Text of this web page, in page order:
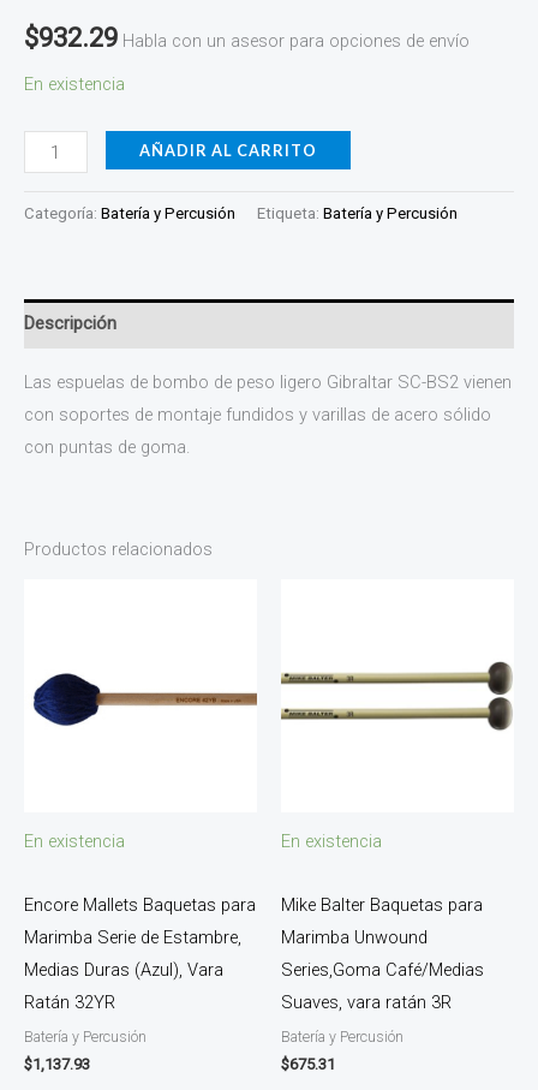
$932.29 Habla con un asesor para opciones de envío
En existencia
AÑADIR AL CARRITO
Categoría: Batería y Percusión Etiqueta: Batería y Percusión
Descripción
Las espuelas de bombo de peso ligero Gibraltar SC-BS2 vienen
con soportes de montaje fundidos y varillas de acero sólido
con puntas de goma.
Productos relacionados
En existencia
Encore Mallets Baquetas para
Marimba Serie de Estambre,
Medias Duras (Azul), Vara
Ratán 32YR
Batería y Percusión
$1,137.93
En existencia
Mike Balter Baquetas para
Marimba Unwound
Series,Goma Café/Medias
Suaves, vara ratán 3R
Batería y Percusión
$675.31